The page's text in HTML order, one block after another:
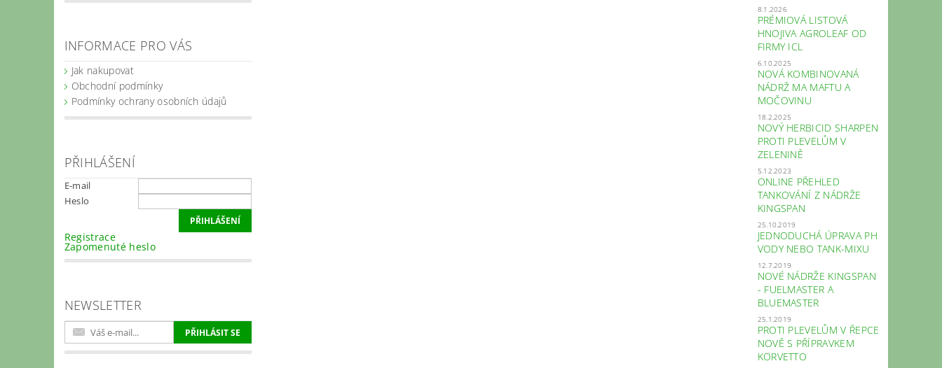
INFORMACE PRO VÁS
Jak nakupovat
Obchodní podmínky
Podmínky ochrany osobních údajů
PŘIHLÁŠENÍ
E-mail
Heslo
Registrace
Zapomenuté heslo
NEWSLETTER
8.1.2026
PRÉMIOVÁ LISTOVÁ
HNOJIVA AGROLEAF OD
FIRMY ICL
6.10.2025
NOVÁ KOMBINOVANÁ
NÁDRŽ MA MAFTU A
MOČOVINU
18.2.2025
NOVÝ HERBICID SHARPEN
PROTI PLEVELŮM V
ZELENINĚ
5.12.2023
ONLINE PŘEHLED
TANKOVÁNÍ Z NÁDRŽE
KINGSPAN
25.10.2019
JEDNODUCHÁ ÚPRAVA PH
VODY NEBO TANK-MIXU
12.7.2019
NOVÉ NÁDRŽE KINGSPAN
- FUELMASTER A
BLUEMASTER
25.1.2019
PROTI PLEVELŮM V ŘEPCE
NOVĚ S PŘÍPRAVKEM
KORVETTO